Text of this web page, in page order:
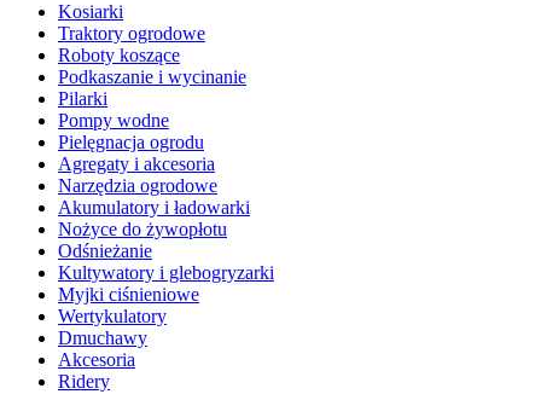
Kosiarki
Traktory ogrodowe
Roboty koszące
Podkaszanie i wycinanie
Pilarki
Pompy wodne
Pielęgnacja ogrodu
Agregaty i akcesoria
Narzędzia ogrodowe
Akumulatory i ładowarki
Nożyce do żywopłotu
Odśnieżanie
Kultywatory i glebogryzarki
Myjki ciśnieniowe
Wertykulatory
Dmuchawy
Akcesoria
Ridery